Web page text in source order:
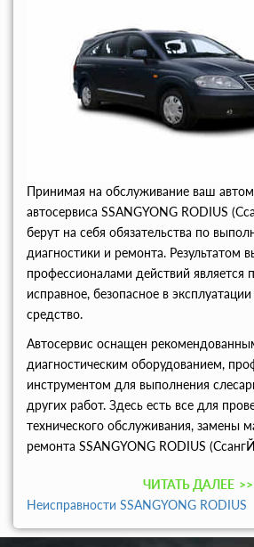
Принимая на обслуживание ваш
автосервиса SSANGYONG RODIUS
берут на себя обязательства по
диагностики и ремонта. Результатом
профессионалами действий является
исправное, безопасное в
средство.
Автосервис оснащен
диагностическим оборудованием,
инструментом для выполнения
других работ. Здесь есть все для
технического обслуживания, замены
ремонта SSANGYONG RODIUS
ЧИТАТЬ ДАЛЕЕ
Неисправности SSANGYONG RODIUS